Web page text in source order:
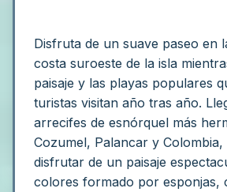
Disfruta de un suave paseo en
costa suroeste de la isla
paisaje y las playas populares
turistas visitan año tras año.
arrecifes de esnórquel más
Cozumel, Palancar y
disfrutar de un paisaje
colores formado por esponjas,